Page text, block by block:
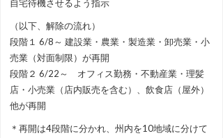
自宅待機させるよう指示
（以下、解除の流れ）
段階１ 6/8～ 建設業・農業・製造業・卸売業・小
売業（対面制限）が再開
段階２ 6/22～ オフィス勤務・不動産業・理髪
店・小売業（店内販売を含む）、飲食店（屋外）
他が再開
＊再開は4段階に分かれ、州内を10地域に分けて